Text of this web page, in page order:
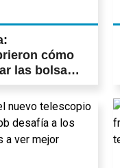
cómo
las bolsas
para
como
primas